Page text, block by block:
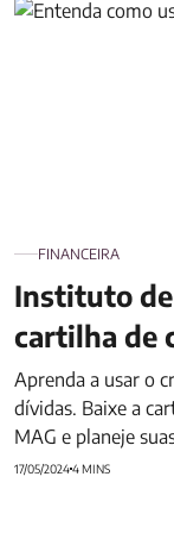
Instituto de
FINANCEIRA
Instituto
cartilha de
Aprenda a usar o
dívidas. Baixe a
MAG e planeje
17/05/20244 MINS